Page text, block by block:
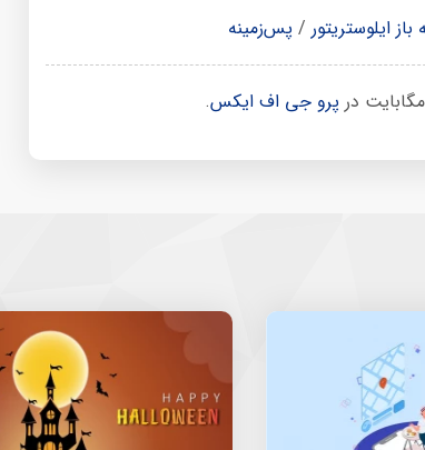
باز ایلوستریتور/ پس‌زمینه
پرو جی اف ایکس.